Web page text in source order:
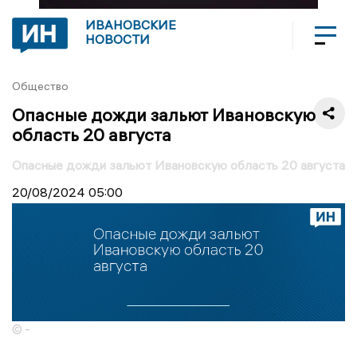
ИВАНОВСКИЕ
НОВОСТИ
Общество
Опасные дожди зальют Ивановскую
область 20 августа
Опасные дожди зальют Ивановскую область 20 августа
20/08/2024 05:00
© -